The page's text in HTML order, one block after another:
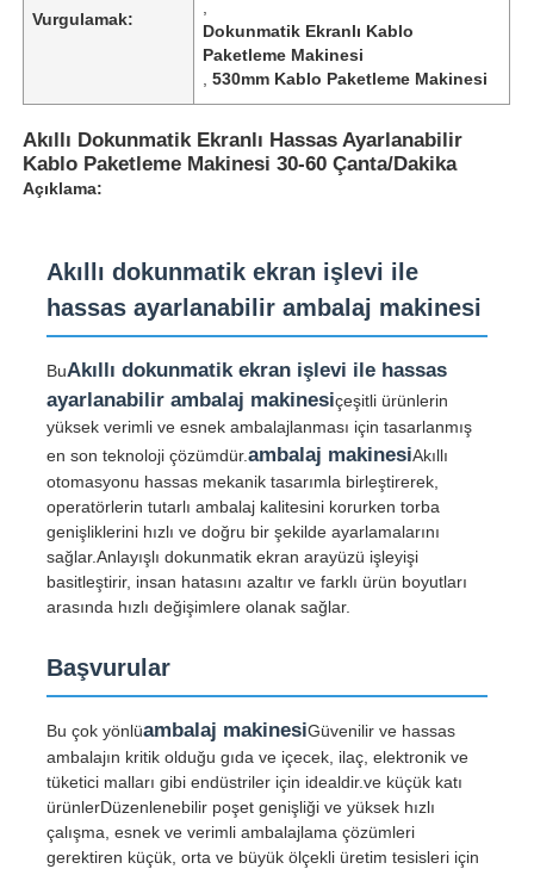
Ürünler
Hakkımızda
Vurgulamak:
Dokunmatik Ekranlı Kablo
Paketleme Makinesi
,530mm Kablo Paketleme Makinesi
Akıllı Dokunmatik Ekranlı Hassas Ayarlanabilir
Kablo Paketleme Makinesi 30-60 Çanta/Dakika
Açıklama:
Akıllı dokunmatik ekran işlevi ile
hassas ayarlanabilir ambalaj makinesi
BuAkıllı dokunmatik ekran işlevi ile hassas
ayarlanabilir ambalaj makinesiçeşitli ürünlerin
yüksek verimli ve esnek ambalajlanması için tasarlanmış
en son teknoloji çözümdür.ambalaj makinesiAkıllı
otomasyonu hassas mekanik tasarımla birleştirerek,
operatörlerin tutarlı ambalaj kalitesini korurken torba
genişliklerini hızlı ve doğru bir şekilde ayarlamalarını
sağlar.Anlayışlı dokunmatik ekran arayüzü işleyişi
basitleştirir, insan hatasını azaltır ve farklı ürün boyutları
arasında hızlı değişimlere olanak sağlar.
Başvurular
Bu çok yönlüambalaj makinesiGüvenilir ve hassas
ambalajın kritik olduğu gıda ve içecek, ilaç, elektronik ve
tüketici malları gibi endüstriler için idealdir.ve küçük katı
ürünlerDüzenlenebilir poşet genişliği ve yüksek hızlı
çalışma, esnek ve verimli ambalajlama çözümleri
gerektiren küçük, orta ve büyük ölçekli üretim tesisleri için